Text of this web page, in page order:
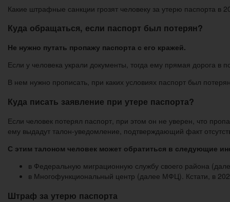
Какие штрафные санкции грозят человеку за утерю паспорта в
Куда обращаться, если паспорт был потерян?
Не нужно путать пропажу паспорта с его кражей.
Если у человека украли документы, тогда ему прямая дорога
В нем нужно прописать, при каких условиях паспорт был
Куда писать заявление при утере паспорта?
Если человек потерял паспорт, при этом он не уверен, что
ему выдадут талон-уведомление, подтверждающий факт
С этим талоном человек может обратиться в следующие
в Федеральную миграционную службу своего района
в Многофункциональный центр (далее МФЦ). Кстати, в
Штраф за утерю паспорта